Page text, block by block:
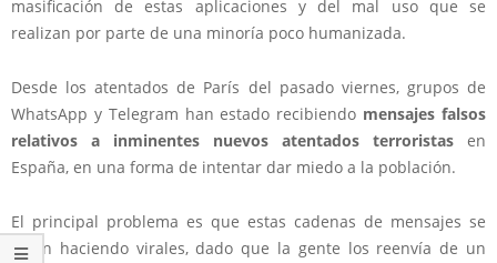
masificación de estas aplicaciones y del mal uso que se
realizan por parte de una minoría poco humanizada.
Desde los atentados de París del pasado viernes, grupos de
WhatsApp y Telegram han estado recibiendo mensajes falsos
relativos a inminentes nuevos atentados terroristas en
España, en una forma de intentar dar miedo a la población.
El principal problema es que estas cadenas de mensajes se
están haciendo virales, dado que la gente los reenvía de un